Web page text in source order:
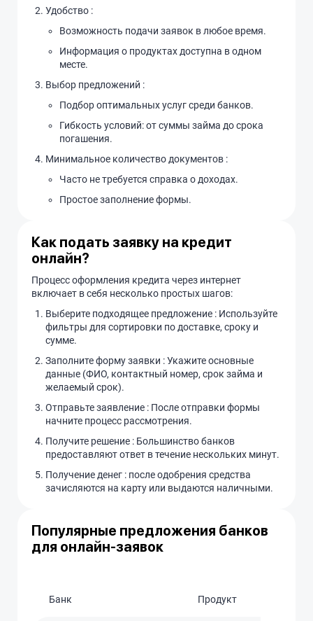
Удобство :
Возможность подачи заявок в любое время.
Информация о продуктах доступна в одном
месте.
Выбор предложений :
Подбор оптимальных услуг среди банков.
Гибкость условий: от суммы займа до срока
погашения.
Минимальное количество документов :
Часто не требуется справка о доходах.
Простое заполнение формы.
Как подать заявку на кредит
онлайн?
Процесс оформления кредита через интернет
включает в себя несколько простых шагов:
Выберите подходящее предложение : Используйте
фильтры для сортировки по доставке, сроку и
сумме.
Заполните форму заявки : Укажите основные
данные (ФИО, контактный номер, срок займа и
желаемый срок).
Отправьте заявление : После отправки формы
начните процесс рассмотрения.
Получите решение : Большинство банков
предоставляют ответ в течение нескольких минут.
Получение денег : после одобрения средства
зачисляются на карту или выдаются наличными.
Популярные предложения банков
для онлайн-заявок
Банк Продукт